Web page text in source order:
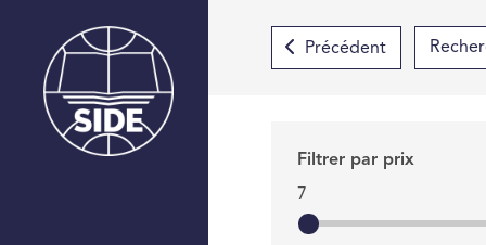
Précédent
Filtrer par prix
7